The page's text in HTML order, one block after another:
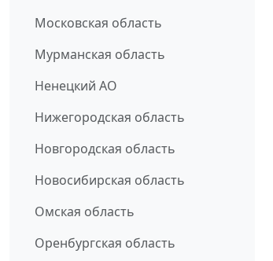
Московская область
Мурманская область
Ненецкий АО
Нижегородская область
Новгородская область
Новосибирская область
Омская область
Оренбургская область